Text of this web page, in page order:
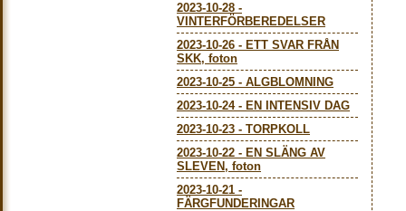
2023-10-28 -
VINTERFÖRBEREDELSER
2023-10-26 - ETT SVAR FRÅN
SKK, foton
2023-10-25 - ALGBLOMNING
2023-10-24- EN INTENSIV DAG
2023-10-23 - TORPKOLL
2023-10-22 - EN SLÄNG AV
SLEVEN, foton
2023-10-21 -
FÄRGFUNDERINGAR